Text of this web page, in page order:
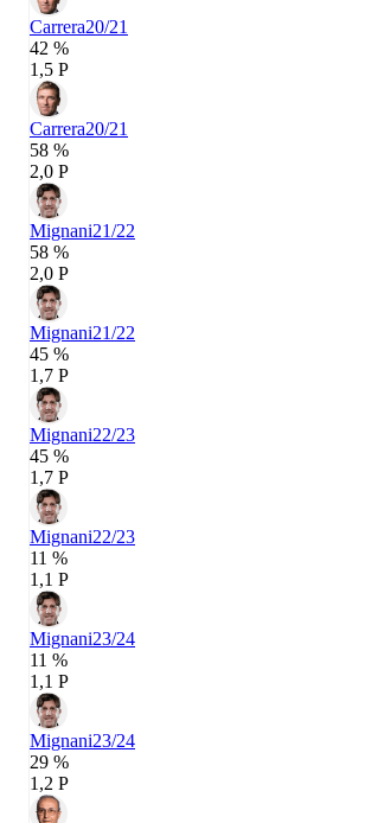
Carrera20/21
42 %
1,5 P
Carrera20/21
58 %
2,0 P
Mignani21/22
58 %
2,0 P
Mignani21/22
45 %
1,7 P
Mignani22/23
45 %
1,7 P
Mignani22/23
11 %
1,1 P
Mignani23/24
11 %
1,1 P
Mignani23/24
29 %
1,2 P